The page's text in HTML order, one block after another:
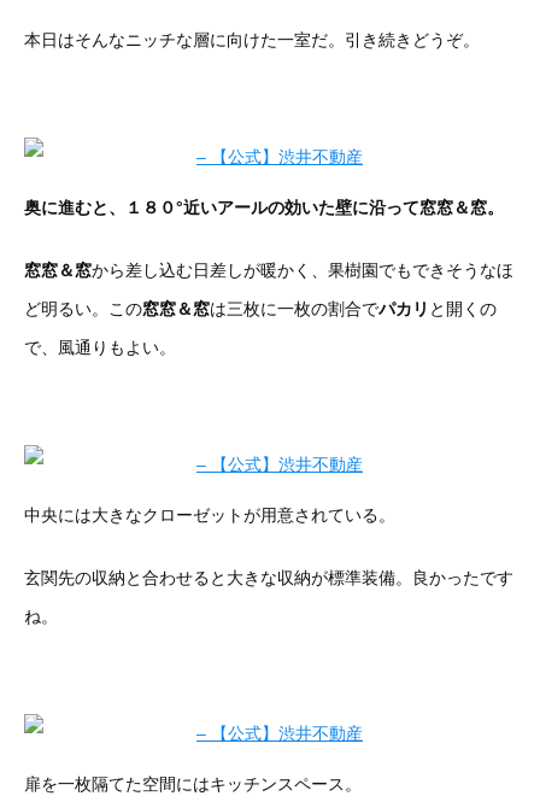
本日はそんなニッチな層に向けた一室だ。引き続きどうぞ。
奥に進むと、１８０°近いアールの効いた壁に沿って窓窓＆窓。
窓窓＆窓から差し込む日差しが暖かく、果樹園でもできそうなほ
ど明るい。この窓窓＆窓は三枚に一枚の割合でパカリ と開くの
で、風通りもよい。
中央には大きなクローゼットが用意されている。
玄関先の収納と合わせると大きな収納が標準装備。良かったです
ね。
扉を一枚隔てた空間にはキッチンスペース。